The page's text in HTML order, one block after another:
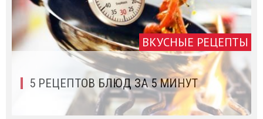
ВКУСНЫЕ РЕЦЕПТЫ
5 РЕЦЕПТОВ БЛЮД ЗА 5 МИНУТ